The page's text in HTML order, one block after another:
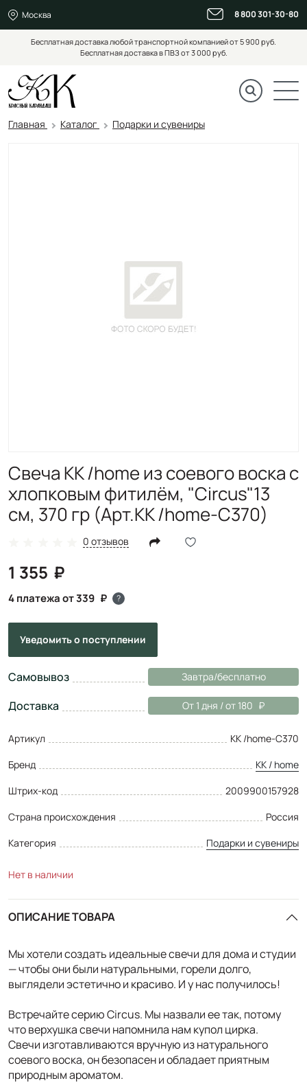
Москва 8 800 301-30-80
Бесплатная доставка любой транспортной компанией от 5 900 руб.
Бесплатная доставка в ПВЗ от 3 000 руб.
Главная Каталог Подарки и сувениры
Свеча KK /home из соевого воска с
хлопковым фитилём, "Circus"13
см, 370 гр (Арт.KK /home-C370)
0 отзывов
1 355
4 платежа от 339 ?
Уведомитьо поступлении
Самовывоз Завтра/бесплатно
Доставка От 1 дня / от 180
Артикул
KK /home-C370
Бренд
KK / home
Штрих-код
2009900157928
Страна происхождения
Россия
Категория
Подарки и сувениры
Нет в наличии
ОПИСАНИЕ ТОВАРА
Мы хотели создать идеальные свечи для дома и студии
— чтобы они были натуральными, горели долго,
выглядели эстетично и красиво. И у нас получилось!
Встречайте серию Circus. Мы назвали ее так, потому
что верхушка свечи напомнила нам купол цирка.
Свечи изготавливаются вручную из натурального
соевого воска, он безопасен и обладает приятным
природным ароматом.